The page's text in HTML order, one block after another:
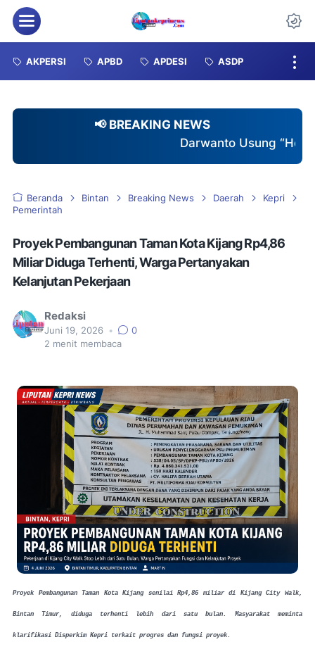
Menu
AKPERSI APBD APDESI ASDP
📢 BREAKING NEWS
Darwanto Usung “Hegarmukti Istimewa”,
Beranda Bintan Breaking News Daerah
Kepri
Pemerintah
Proyek Pembangunan Taman Kota Kijang Rp4,86
Miliar Diduga Terhenti, Warga Pertanyakan
Kelanjutan Pekerjaan
Redaksi
Juni 19, 2026 •
0
2 menit membaca
Proyek Pembangunan Taman Kota Kijang senilai Rp4,86 miliar di Kijang City Walk,
Bintan Timur, diduga terhenti lebih dari satu bulan. Masyarakat meminta
klarifikasi Disperkim Kepri terkait progres dan fungsi proyek.